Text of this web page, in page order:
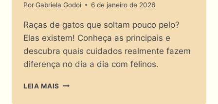
PorGabriela Godoi 6 de janeiro de 2026
Raças de gatos que soltam pouco pelo?
Elas existem! Conheça as principais e
descubra quais cuidados realmente fazem
diferença no dia a dia com felinos.
LEIA MAIS MILAGRE